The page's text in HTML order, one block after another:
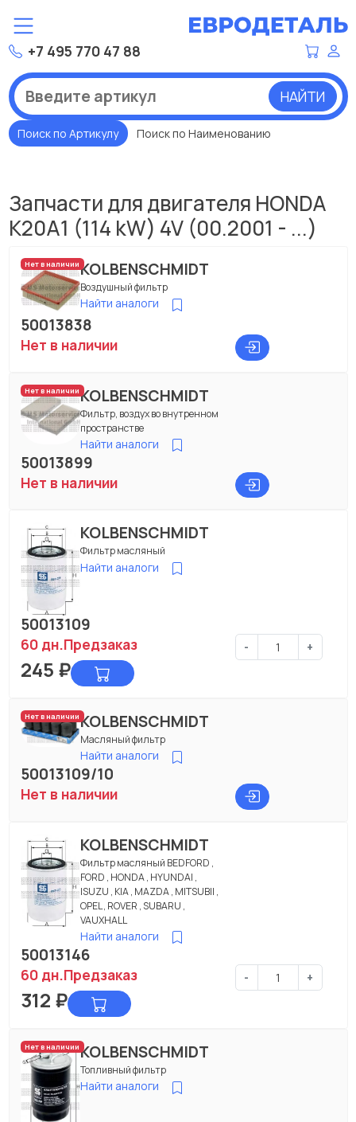
+7 495 770 47 88
НАЙТИ
Поиск по Артикулу Поиск по Наименованию
Запчасти для двигателя HONDA
K20A1 (114 kW) 4V (00.2001 - ...)
Нет в наличииKOLBENSCHMIDT
Воздушный фильтр
Найти аналоги
50013838
Нет в наличии
Нет в наличииKOLBENSCHMIDT
Фильтр, воздух во внутренном
пространстве
Найти аналоги
50013899
Нет в наличии
KOLBENSCHMIDT
Фильтр масляный
Найти аналоги
50013109
60 дн.Предзаказ - +
245 ₽
Нет в наличииKOLBENSCHMIDT
Масляный фильтр
Найти аналоги
50013109/10
Нет в наличии
KOLBENSCHMIDT
Фильтр масляный BEDFORD ,
FORD , HONDA , HYUNDAI ,
ISUZU , KIA , MAZDA , MITSUBII ,
OPEL , ROVER , SUBARU ,
VAUXHALL
Найти аналоги
50013146
60 дн.Предзаказ - +
312 ₽
Нет в наличииKOLBENSCHMIDT
Топливный фильтр
Найти аналоги